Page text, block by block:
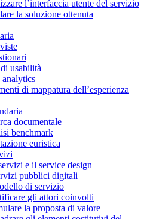
l’interfaccia utente del servizio
la soluzione ottenuta
usabilità
di mappatura dell’esperienza
documentale
benchmark
euristica
e il service design
pubblici digitali
di servizio
gli attori coinvolti
la proposta di valore